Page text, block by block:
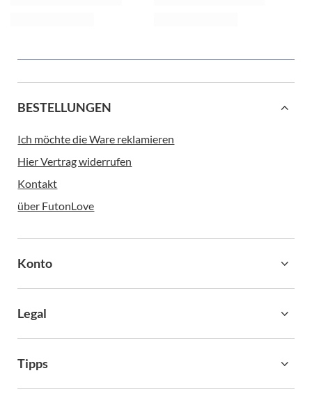
BESTELLUNGEN
Ich möchte die Ware reklamieren
Hier Vertrag widerrufen
Kontakt
über FutonLove
Konto
Legal
Tipps